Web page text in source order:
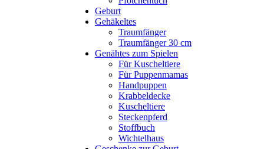
Geburt
Gehäkeltes
Traumfänger
Traumfänger 30 cm
Genähtes zum Spielen
Für Kuscheltiere
Für Puppenmamas
Handpuppen
Krabbeldecke
Kuscheltiere
Steckenpferd
Stoffbuch
Wichtelhaus